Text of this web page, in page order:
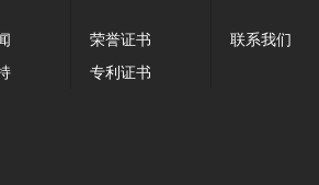
荣誉证书
专利证书
联系我们